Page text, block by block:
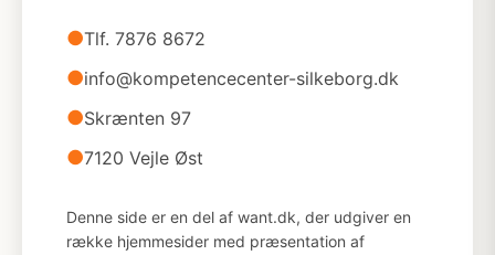
●Tlf. 7876 8672
●info@kompetencecenter-silkeborg.dk
●Skrænten 97
●7120 Vejle Øst
Denne side er en del af want.dk, der udgiver en
række hjemmesider med præsentation af